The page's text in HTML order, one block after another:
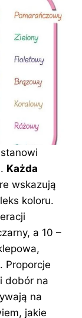
Każda
wskazują
koloru.
a 10 –
Proporcje
dobór na
na
jakie